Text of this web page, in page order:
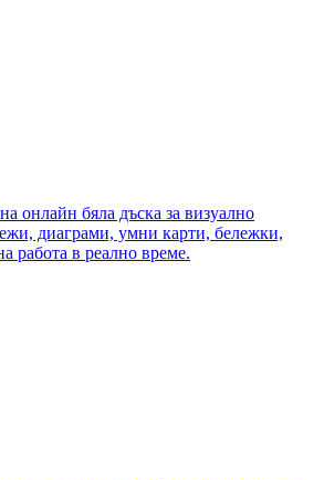
онлайн бяла дъска за визуално
диаграми, умни карти, бележки,
работа в реално време.